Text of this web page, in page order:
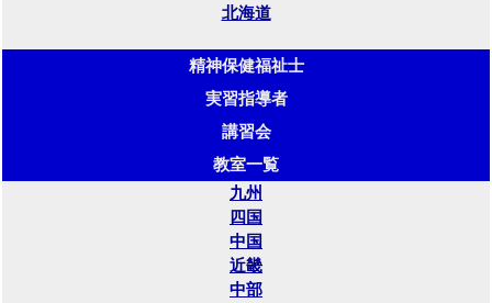
北海道
精神保健福祉士
実習指導者
講習会
教室一覧
九州
四国
中国
近畿
中部